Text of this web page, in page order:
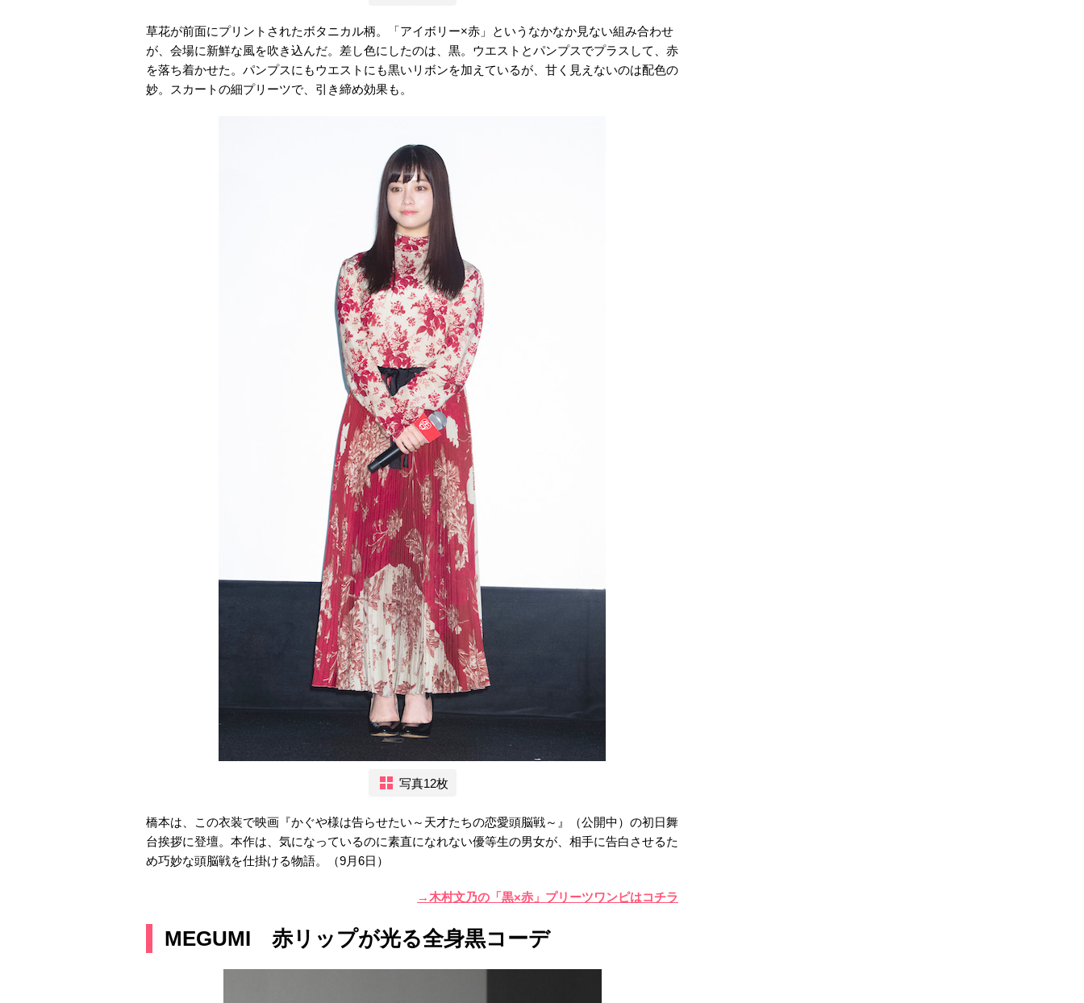
草花が前面にプリントされたボタニカル柄。「アイボリー×赤」というなかなか見ない組み合わせ
が、会場に新鮮な風を吹き込んだ。差し色にしたのは、黒。ウエストとパンプスでプラスして、赤
を落ち着かせた。パンプスにもウエストにも黒いリボンを加えているが、甘く見えないのは配色の
妙。スカートの細プリーツで、引き締め効果も。
写真12枚
橋本は、この衣装で映画『かぐや様は告らせたい～天才たちの恋愛頭脳戦～』（公開中）の初日舞
台挨拶に登壇。本作は、気になっているのに素直になれない優等生の男女が、相手に告白させるた
め巧妙な頭脳戦を仕掛ける物語。（9月6日）
→木村文乃の「黒×赤」プリーツワンピはコチラ
MEGUMI 赤リップが光る全身黒コーデ